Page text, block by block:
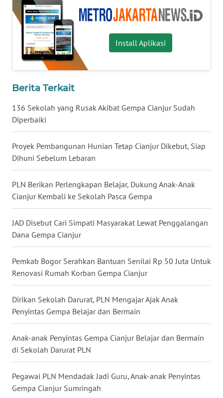
Install Aplikasi
Berita Terkait
136 Sekolah yang Rusak Akibat Gempa Cianjur Sudah
Diperbaiki
Proyek Pembangunan Hunian Tetap Cianjur Dikebut, Siap
Dihuni Sebelum Lebaran
PLN Berikan Perlengkapan Belajar, Dukung Anak-Anak
Cianjur Kembali ke Sekolah Pasca Gempa
JAD Disebut Cari Simpati Masyarakat Lewat Penggalangan
Dana Gempa Cianjur
Pemkab Bogor Serahkan Bantuan Senilai Rp 50 Juta Untuk
Renovasi Rumah Korban Gempa Cianjur
Dirikan Sekolah Darurat, PLN Mengajar Ajak Anak
Penyintas Gempa Belajar dan Bermain
Anak-anak Penyintas Gempa Cianjur Belajar dan Bermain
di Sekolah Darurat PLN
Pegawai PLN Mendadak Jadi Guru, Anak-anak Penyintas
Gempa Cianjur Sumringah
WN
NUSANTARA
WN
JOGJA
JATIM
BALI
WN
KALBAR
WN
KALTENG
WN
KALTARA
WN